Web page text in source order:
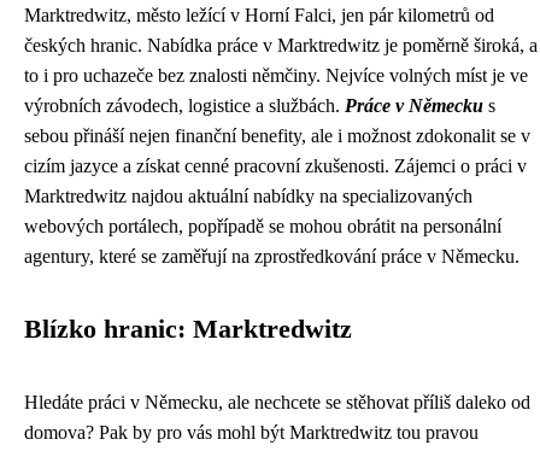
Marktredwitz, město ležící v Horní Falci, jen pár kilometrů od
českých hranic. Nabídka práce v Marktredwitz je poměrně široká, a
to i pro uchazeče bez znalosti němčiny. Nejvíce volných míst je ve
výrobních závodech, logistice a službách. Práce v Německu s
sebou přináší nejen finanční benefity, ale i možnost zdokonalit se v
cizím jazyce a získat cenné pracovní zkušenosti. Zájemci o práci v
Marktredwitz najdou aktuální nabídky na specializovaných
webových portálech, popřípadě se mohou obrátit na personální
agentury, které se zaměřují na zprostředkování práce v Německu.
Blízko hranic: Marktredwitz
Hledáte práci v Německu, ale nechcete se stěhovat příliš daleko od
domova? Pak by pro vás mohl být Marktredwitz tou pravou